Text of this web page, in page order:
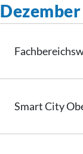
Dezember
Smart City